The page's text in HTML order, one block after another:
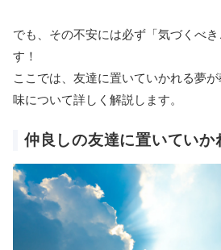
でも、その不安には必ず「気づくべ
す！
ここでは、友達に置いていかれる夢
味について詳しく解説します。
仲良しの友達に置いていか